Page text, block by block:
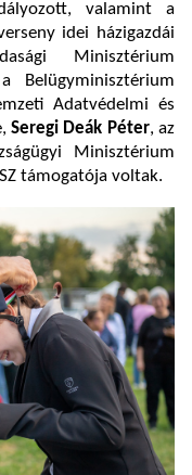
valamint a
idei házigazdái
Minisztérium
Belügyminisztérium
Adatvédelmi és
Seregi Deák Péter, az
Minisztérium
támogatója voltak.